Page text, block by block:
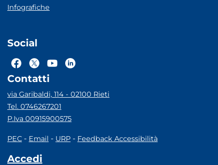
Infografiche
Social
Contatti
via Garibaldi, 114 - 02100 Rieti
Tel. 0746267201
P.Iva 00915900575
PEC - Email - URP - Feedback Accessibilità
Accedi